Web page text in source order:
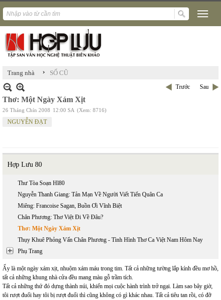
Trang nhà › SỐ CŨ
Trước Sau
Thơ: Một Ngày Xám Xịt
26 Tháng Chín 2008 12:00 SA (Xem: 8716)
NGUYỄN ĐẠT
Hợp Lưu 80
Thư Tòa Soạn Hl80
Nguyễn Thanh Giang: Tản Mạn Về Người Viết Tiến Quân Ca
Miêng: Francoise Sagan, Buồn Ơi Vĩnh Biệt
Chân Phương: Thơ Việt Đi Về Đâu?
Thơ: Một Ngày Xám Xịt
Thụy Khuê Phỏng Vấn Chân Phương - Tình Hình Thơ Ca Việt Nam Hôm Nay
Phụ Trang
Ấy là một ngày xám xịt, nhuộm xám máu trong tim. Tất cả những tường lắp kính đều mơ hồ,
tất cả những khung nhà cửa đều mang màu gỗ trầm tích.
Tất cả những thứ đó dựng thành núi, khiến mọi cuộc hành trình trở ngại. Làm sao bây giờ,
tôi rượt đuổi hay tôi bị rượt đuổi thì cũng không có gì khác nhau. Tất cả tiêu tan rồi, có đỡ